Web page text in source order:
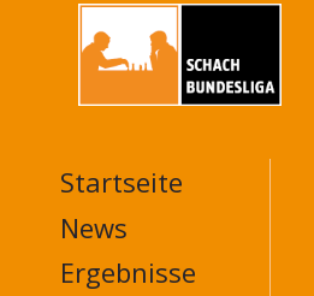
MAIN
NAVIGATION
FOOTER
Startseite
News
Ergebnisse